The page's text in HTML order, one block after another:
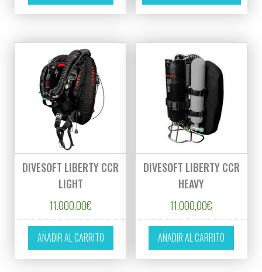
DIVESOFT LIBERTY CCR
LIGHT
11.000,00€
AÑADIR AL CARRITO
DIVESOFT LIBERTY CCR
HEAVY
11.000,00€
AÑADIR AL CARRITO